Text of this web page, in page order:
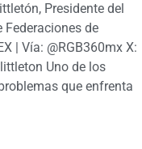
Presidente del
Federaciones de
| Vía: @RGB360mx X:
Uno de los
que enfrenta